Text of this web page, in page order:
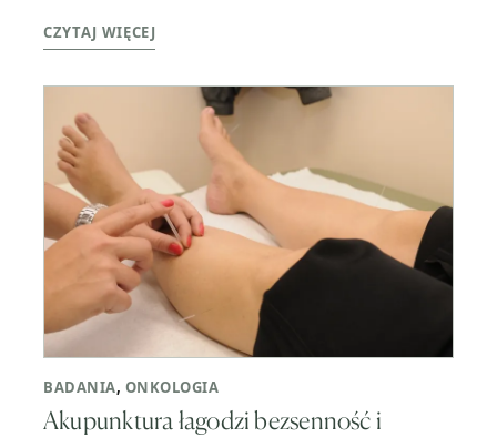
CZYTAJ WIĘCEJ
BADANIA, ONKOLOGIA
Akupunktura łagodzi bezsenność i